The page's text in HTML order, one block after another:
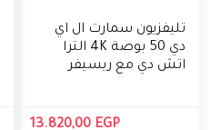
تليفزيون سمارت ال اي
دي 50 بوصة 4K الترا
اتش دي مع ريسيفر
ومنفذين يو اس بي،13.820,00 EGP